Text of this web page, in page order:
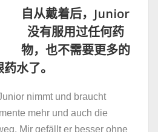
自从戴着后，Junior
没有服用过任何药
物，也不需要更多的
药水了。
nimmt und braucht
mehr und auch die
Mir gefällt er besser ohne